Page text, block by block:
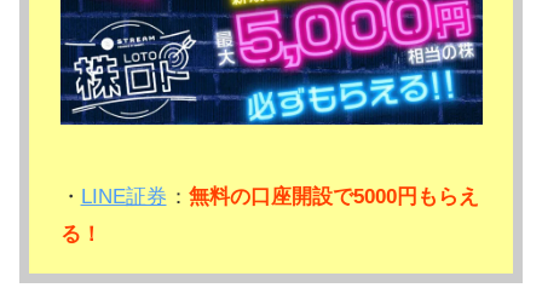
・ LINE証券 ： 無料の口座開設で5000円もらえ
る！